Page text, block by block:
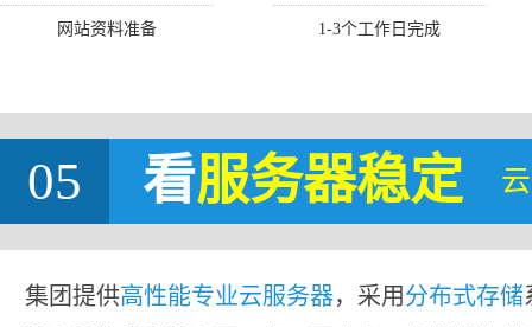
网站资料准备 1-3个工作日完成
05 看服务器稳定
集团提供高性能专业云服务器，采用分布式存储